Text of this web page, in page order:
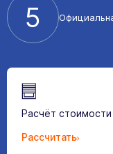
5
Расчёт
Рассчитать